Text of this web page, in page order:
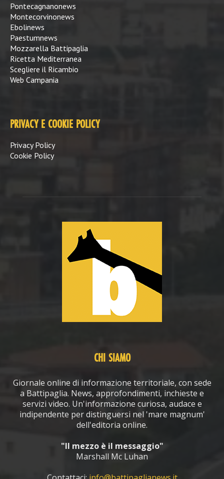
Pontecagnanonews
Montecorvinonews
Ebolinews
Paestumnews
Mozzarella Battipaglia
Ricetta Mediterranea
Scegliere il Ricambio
Web Campania
PRIVACY E COOKIE POLICY
Privacy Policy
Cookie Policy
CHI SIAMO
Giornale online di informazione territoriale, con sede
a Battipaglia. News, approfondimenti, inchieste e
servizi video. Un'informazione curiosa, audace e
indipendente per distinguersi nel 'mare magnum'
dell'editoria online.
"Il mezzo è il messaggio"
Marshall Mc Luhan